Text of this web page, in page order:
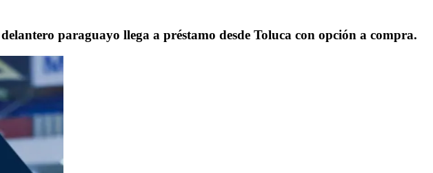
paraguayo llega a préstamo desde Toluca con opción a compra.